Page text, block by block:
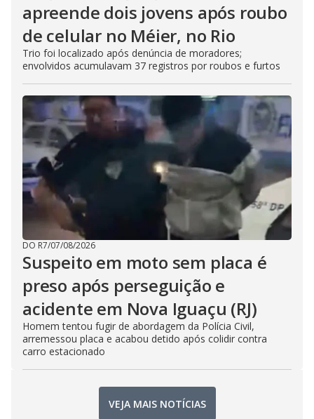
apreende dois jovens após roubo
de celular no Méier, no Rio
Trio foi localizado após denúncia de moradores;
envolvidos acumulavam 37 registros por roubos e furtos
DO R7/07/08/2026
Suspeito em moto sem placa é
preso após perseguição e
acidente em Nova Iguaçu (RJ)
Homem tentou fugir de abordagem da Polícia Civil,
arremessou placa e acabou detido após colidir contra
carro estacionado
VEJA MAIS NOTÍCIAS